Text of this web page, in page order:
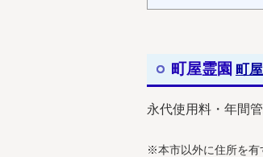
町屋霊園 町
永代使用料・年間
※本市以外に住所を有